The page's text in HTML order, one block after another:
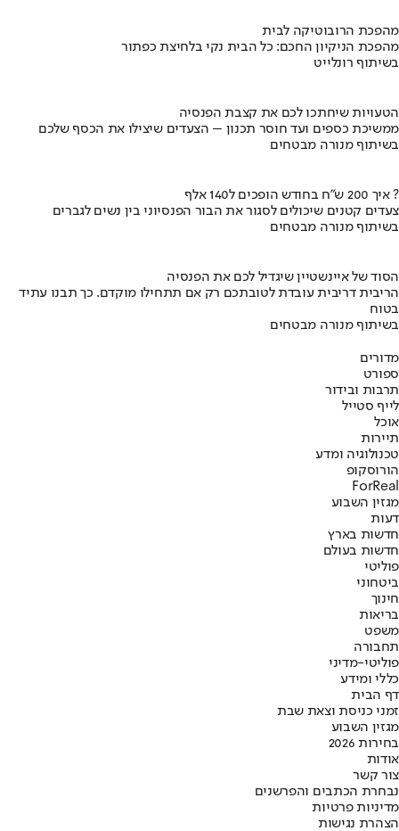
מהפכת הרובוטיקה לבית
מהפכת הניקיון החכם: כל הבית נקי בלחיצת כפתור
בשיתוף רונלייט
הטעויות שיחתכו לכם את קצבת הפנסיה
ממשיכת כספים ועד חוסר תכנון – הצעדים שיצילו את הכסף שלכם
בשיתוף מנורה מבטחים
איך 200 ש"ח בחודש הופכים ל140 אלף ?
צעדים קטנים שיכולים לסגור את הבור הפנסיוני בין נשים לגברים
בשיתוף מנורה מבטחים
הסוד של איינשטיין שיגדיל לכם את הפנסיה
הריבית דריבית עובדת לטובתכם רק אם תתחילו מוקדם. כך תבנו עתיד
בטוח
בשיתוף מנורה מבטחים
מדורים
ספורט
תרבות ובידור
לייף סטייל
אוכל
תיירות
טכנולוגיה ומדע
הורוסקופ
ForReal
מגזין השבוע
דעות
חדשות בארץ
חדשות בעולם
פוליטי
ביטחוני
חינוך
בריאות
משפט
תחבורה
פוליטי-מדיני
כללי ומידע
דף הבית
זמני כניסת וצאת שבת
מגזין השבוע
בחירות 2026
אודות
צור קשר
נבחרת הכתבים והפרשנים
מדיניות פרטיות
הצהרת נגישות